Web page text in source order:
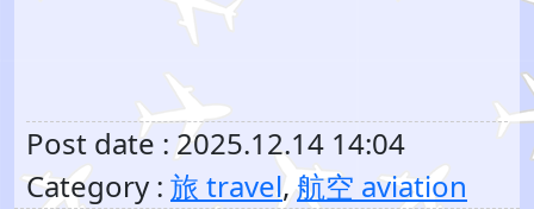
Post date : 2025.12.14 14:04
Category : 旅 travel, 航空 aviation